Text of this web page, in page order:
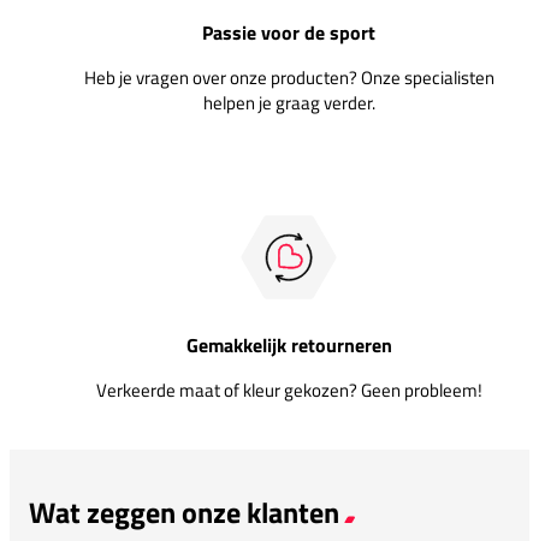
Passie voor de sport
Heb je vragen over onze producten? Onze specialisten
helpen je graag verder.
Gemakkelijk retourneren
Verkeerde maat of kleur gekozen? Geen probleem!
Wat zeggen onze klanten